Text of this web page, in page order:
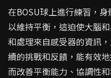
在BOSU球上進行練習，
以維持平衡，這迫使大腦
和處理來自感受器的資訊
續的挑戰和反饋，能有效地
而改善平衡能力、協調性和